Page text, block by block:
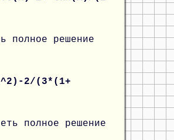
полное решение
2/(3*(1+
полное решение